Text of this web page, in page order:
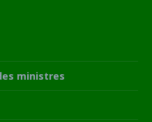
ministres